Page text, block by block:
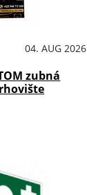
04. AUG 2026
zubná